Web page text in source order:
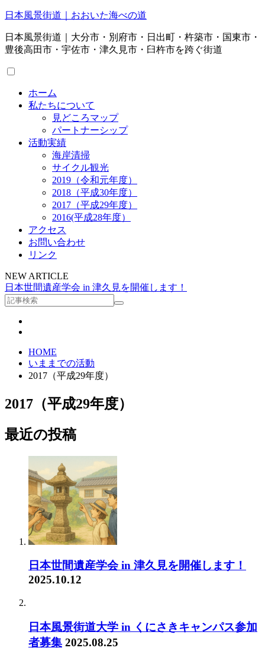
日本風景街道｜おおいた海べの道
日本風景街道｜大分市・別府市・日出町・杵築市・国東市・
豊後高田市・宇佐市・津久見市・臼杵市を跨ぐ街道
ホーム
私たちについて
見どころマップ
パートナーシップ
活動実績
海岸清掃
サイクル観光
2019（令和元年度）
2018（平成30年度）
2017（平成29年度）
2016(平成28年度）
アクセス
お問い合わせ
リンク
NEW ARTICLE
日本世間遺産学会 in 津久見を開催します！
HOME
いままでの活動
2017（平成29年度）
2017（平成29年度）
最近の投稿
日本世間遺産学会 in 津久見を開催します！
2025.10.12
日本風景街道大学 in くにさきキャンパス参加
者募集 2025.08.25